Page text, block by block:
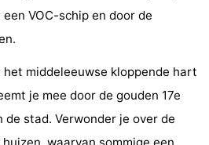
VOC-schip en door de
middeleeuwse kloppende hart
je mee door de gouden 17e
de stad. Verwonder je over de